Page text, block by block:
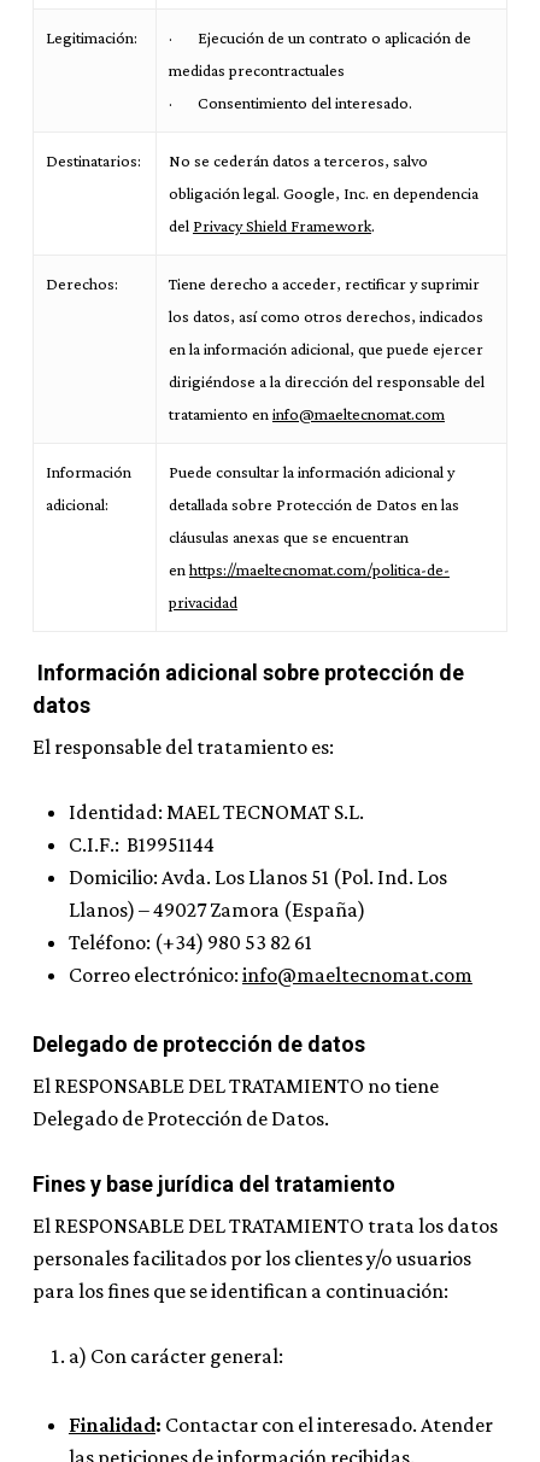
Legitimación:
· Ejecución de un contrato o aplicación de
medidas precontractuales
· Consentimiento del interesado.
Destinatarios:
No se cederán datos a terceros, salvo
obligación legal. Google, Inc. en dependencia
del Privacy Shield Framework.
Derechos:
Tiene derecho a acceder, rectificar y suprimir
los datos, así como otros derechos, indicados
en la información adicional, que puede ejercer
dirigiéndose a la dirección del responsable del
tratamiento en info@maeltecnomat.com
Información
adicional:
Puede consultar la información adicional y
detallada sobre Protección de Datos en las
cláusulas anexas que se encuentran
enhttps://maeltecnomat.com/politica-de-
privacidad
Información adicional sobre protección de
datos
El responsable del tratamiento es:
Identidad: MAEL TECNOMAT S.L.
C.I.F.: B19951144
Domicilio: Avda. Los Llanos 51 (Pol. Ind. Los
Llanos) – 49027 Zamora (España)
Teléfono: (+34) 980 53 82 61
Correo electrónico: info@maeltecnomat.com
Delegado de protección de datos
El RESPONSABLE DEL TRATAMIENTO no tiene
Delegado de Protección de Datos.
Fines y base jurídica del tratamiento
El RESPONSABLE DEL TRATAMIENTO trata los datos
personales facilitados por los clientes y/o usuarios
para los fines que se identifican a continuación:
a) Con carácter general:
Finalidad: Contactar con el interesado. Atender
las peticiones de información recibidas.